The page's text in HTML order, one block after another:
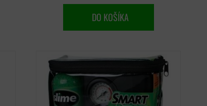
DO KOŠÍKA